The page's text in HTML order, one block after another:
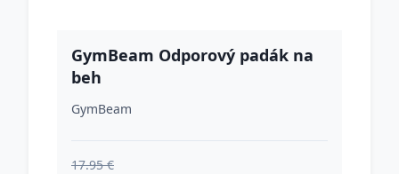
GymBeam Odporový padák na
beh
GymBeam
17.95 €